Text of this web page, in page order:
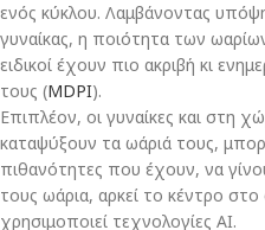
ενός κύκλου. Λαμβάνοντας
γυναίκας, η ποιότητα των
ειδικοί έχουν πιο ακριβή κι
τους (MDPI)​.
Επιπλέον, οι γυναίκες και στη
καταψύξουν τα ωάριά τους,
πιθανότητες που έχουν, να
τους ωάρια, αρκεί το κέντρο
χρησιμοποιεί τεχνολογίες ΑΙ.